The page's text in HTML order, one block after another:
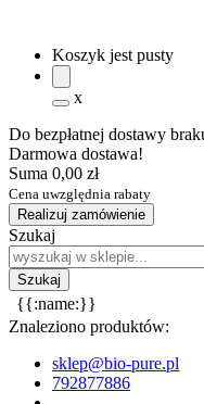
Koszyk jest pusty
x
Do bezpłatnej dostawy
Darmowa dostawa!
Suma 0,00 zł
Cena uwzględnia rabaty
Realizuj zamówienie
Szukaj
{{:name:}}
Znaleziono produktów:
sklep@bio-pure.pl
792877886